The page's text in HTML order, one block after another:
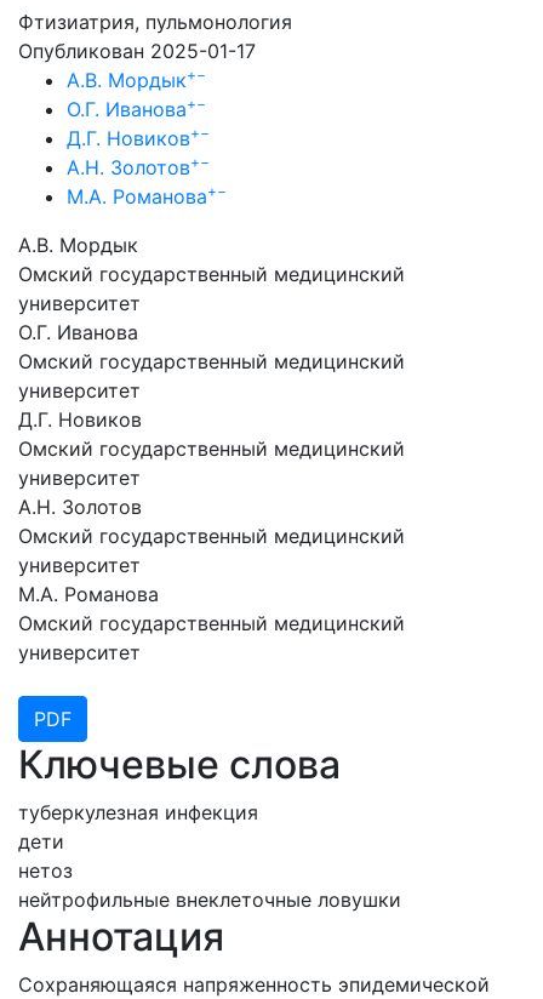
Фтизиатрия, пульмонология
Опубликован 2025-01-17
А.В. Мордык+−
О.Г. Иванова+−
Д.Г. Новиков+−
А.Н. Золотов+−
М.А. Романова+−
А.В. Мордык
Омский государственный медицинский
университет
О.Г. Иванова
Омский государственный медицинский
университет
Д.Г. Новиков
Омский государственный медицинский
университет
А.Н. Золотов
Омский государственный медицинский
университет
М.А. Романова
Омский государственный медицинский
университет
PDF
Ключевые слова
туберкулезная инфекция
дети
нетоз
нейтрофильные внеклеточные ловушки
Аннотация
Сохраняющаяся напряженность эпидемической